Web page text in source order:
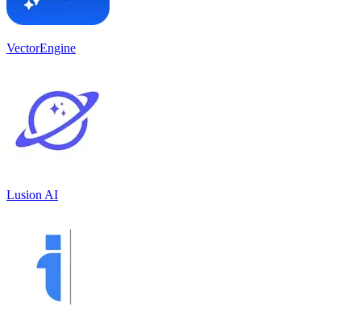
VectorEngine
Lusion AI